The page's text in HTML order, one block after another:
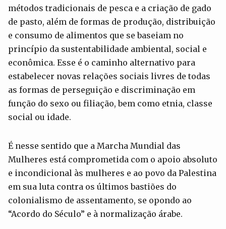
métodos tradicionais de pesca e a criação de gado
de pasto, além de formas de produção, distribuição
e consumo de alimentos que se baseiam no
princípio da sustentabilidade ambiental, social e
econômica. Esse é o caminho alternativo para
estabelecer novas relações sociais livres de todas
as formas de perseguição e discriminação em
função do sexo ou filiação, bem como etnia, classe
social ou idade.
É nesse sentido que a Marcha Mundial das
Mulheres está comprometida com o apoio absoluto
e incondicional às mulheres e ao povo da Palestina
em sua luta contra os últimos bastiões do
colonialismo de assentamento, se opondo ao
“Acordo do Século” e à normalização árabe.